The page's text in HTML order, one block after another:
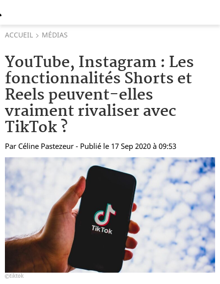
ACCUEIL MÉDIAS
YouTube, Instagram : Les
fonctionnalités Shorts et
Reels peuvent-elles
vraiment rivaliser avec
TikTok ?
Par Céline Pastezeur - Publié le 17 Sep 2020 à 09:53
tiktok